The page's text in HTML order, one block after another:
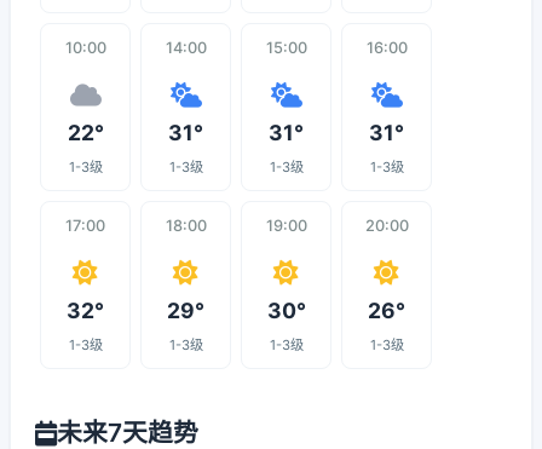
10:00
22°
1-3级
14:00
31°
1-3级
15:00
31°
1-3级
16:00
31°
1-3级
17:00
32°
1-3级
18:00
29°
1-3级
19:00
30°
1-3级
20:00
26°
1-3级
未来7天趋势